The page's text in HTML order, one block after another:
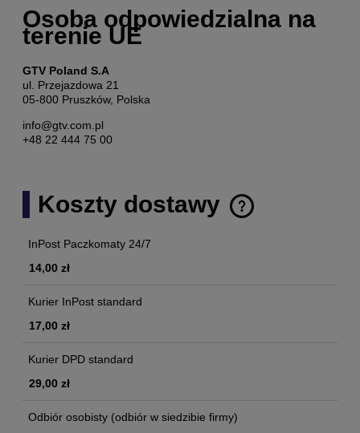
Osoba odpowiedzialna na
terenie UE
GTV Poland S.A
ul. Przejazdowa 21
05-800 Pruszków, Polska
info@gtv.com.pl
+48 22 444 75 00
Koszty dostawy
Cena nie zawiera ewentualnych kosztów płatności
InPost Paczkomaty 24/7
14,00 zł
Kurier InPost standard
17,00 zł
Kurier DPD standard
29,00 zł
Odbiór osobisty (odbiór w siedzibie firmy)